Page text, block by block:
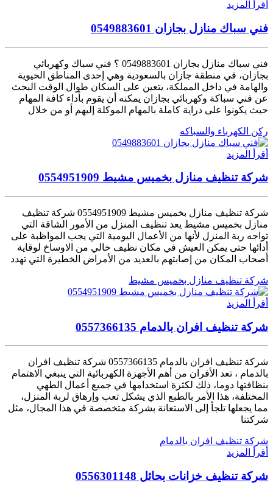
أقرأ المزيد
فني سباك منازل بجازان 0549883601
فني سباك منازل بجازان 0549883601 ؟ فني سباك وكهربائي
بجازان، في منطقة جازان بالسعودية وهي إحدى المناطق الحيوية
والهامة في داخل المملكة، يتعين على السكان طوال الوقت البحث
عن فني سباكة وكهربائي بجازان يمكنه أن يقوم بأداء كافة المهام
حيث يكونوا على دراية كاملة بالمهام الموكلة إليهم أو من خلال
ركن الكهرباء والسباكه
أقرأ المزيد
شركة تنظيف منازل بخميس مشيط 0554951909
شركة تنظيف منازل بخميس مشيط 0554951909 شركة تنظيف
منازل بخميس مشيط يعد تنظيف المنزل من الأمور الشاقة التي
تواجه ربة المنزل لأنها من الأعمال اليومية التي يجب المواظبة على
أدائها حتى يمكن العيش في مكان نظيف خالي من الاوساخ لوقاية
أصحاب المكان من إصابتهم بالعديد من الأمراض الخطيرة التي تهدد
شركة تنظيف منازل بخميس مشيط
أقرأ المزيد
شركة تنظيف افران بالدمام 0557366135
شركة تنظيف افران بالدمام 0557366135 شركة تنظيف افران
بالدمام ، تعد الأفران من أهم الأجهزة الكهربائية التي ينبغي الاهتمام
بنظافتها دوما، ذلك لكثرة استخدامها في جميع أعمال الطهي
المختلفة، هذا الأمر بالطبع الذي يشكل تعب وإرهاق لربة المنزل،
مما يجعلها تلجأ إلى الاستعانة بشركة متخصصة في هذا المجال، مثل
شركتنا
شركة تنظيف افران بالدمام
أقرأ المزيد
شركة تنظيف خزانات بحائل 0556301148